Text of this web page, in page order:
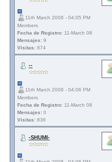
11th March 2008 - 04:05 PM
Members
Fecha de Registro: 11-March 08
Mensajes: 9
Visitas: 874
--
11th March 2008 - 04:06 PM
Members
Fecha de Registro: 11-March 08
Mensajes: 0
Visitas: 836
-SHUMI-